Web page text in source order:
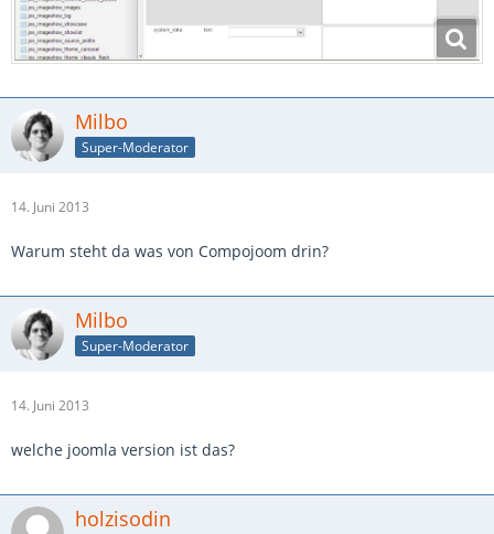
Milbo
Super-Moderator
14. Juni 2013
Warum steht da was von Compojoom drin?
Milbo
Super-Moderator
14. Juni 2013
welche joomla version ist das?
holzisodin